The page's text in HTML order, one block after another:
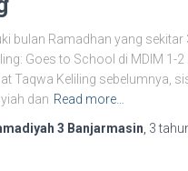
bulan Ramadhan yang
Goes to School di MDIM 1-
Taqwa Keliling sebelumnya,
dan Read more…
3 Banjarmasin 3